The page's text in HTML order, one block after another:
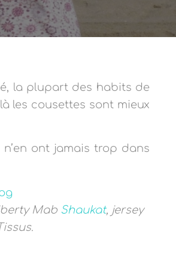
la plupart des habits de
les cousettes sont mieux
ont jamais trop dans
Mab Shaukat, jersey